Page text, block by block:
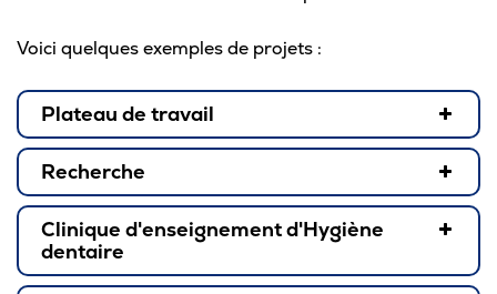
Trousse des articles en partage à l’interne
Procédure d’emprunt de vaisselle réutilisable
Établissements ayant des mesures
environnementales à Trois-Rivières
Voici quelques exemples de projets :
Plateau de travail
Recherche
Clinique d'enseignement d'Hygiène
dentaire